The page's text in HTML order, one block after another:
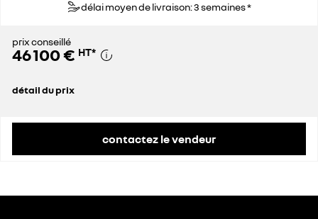
délai moyen de livraison: 3 semaines *
prix conseillé
46 100 € HT*
détail du prix
contactez le vendeur